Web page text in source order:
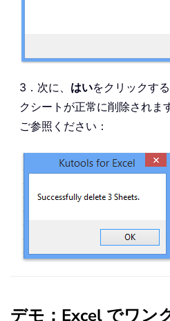
3．次に、 はいをクリックす
クシートが正常に削除されま
ご参照ください：
デモ：Excel でワン